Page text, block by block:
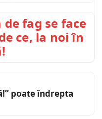
fag se face
ce, la noi în
poate îndrepta